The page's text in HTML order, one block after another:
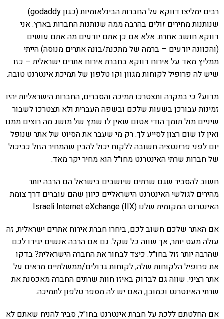
רבים ימליצו דווקא על החברות הבינלאומיות (כגון godaddy)
שנותנות מחירים זולים בהרבה ממה שנותנות החברות בארץ. אני
דווקא חושב אחרת. אלא אם כן אתם יודעים מה אתם עושים
(והכוונה יודעים – ברמה של מתכנת/בונה אתרים מנוסה) הייתי
ממליץ מאד על אירוח דווקא בחברת אירוח אתרים ישראלית – כזו
שיש לה פרופיל לקוחות מגוון וקו טלפון של תמיכת אינטרנט טובה.
מדוע? כי במקרה ותצטרכו תמיכה והסברים, החברות הישראליות יהיו
זמינות עבורכן בשעות שלכם ובשפה העברית ולא תצטרכו לשבור
שיניים מול תומך הודי אטום שאין לו שמץ של מושג מה רוצים ממנו
ואין לו שום רצון לסייע לך. רק מי שעבר את הסיוט של אתר שנופל
יום לפני פרזנטציה חשובה ללקוח יכול להבין שהמחיר הזול כביכול
של חברות שרתי האינטרנט מחו"ל הוא מחיר יקר מאד.
חשוב להסביר שגם שרתים שיושבים בישראל הם הרבה יותר
מהירים לגולשי האינטרנט הישראליים כיוון שהם עוברים דרך צומת
האינטרנט המקומית שלנו (Israeli Internet eXchange (IIX.
אם האתר שלכם חשוב לכם, ביחרו חברת אירוח אתרים ישראלית, זה
עולה מעט יותר, אך שווה כל שקל. גם אם הרבה אנשים יגידו לכם
שהרבה יותר זול בחו"ל. כיצד לבחור את החברה הישראלית? בדקו
את פרופיל הלקוחות שלה, לקוחות גדולים/ממשלתיים מראים על
אתר רציני. שווה גם לבדוק באיזו חוות שרתים החברה מאכסנת את
שרתי האינטרנט וכמובן, האם יש לה מספר טלפון לתמיכה.
אם החלטתם ללכת על חברת אינטרנט בחו"ל, סביר להניח שאתם לא